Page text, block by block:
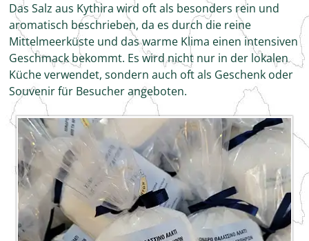
Das Salz aus Kythira wird oft als besonders rein und
aromatisch beschrieben, da es durch die reine
Mittelmeerküste und das warme Klima einen intensiven
Geschmack bekommt. Es wird nicht nur in der lokalen
Küche verwendet, sondern auch oft als Geschenk oder
Souvenir für Besucher angeboten.